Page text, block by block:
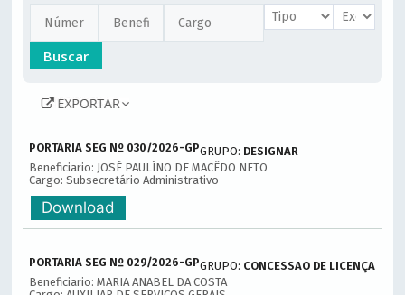
Buscar
PORTARIA SEG Nº 030/2026-GPGRUPO: DESIGNAR
Beneficiario: JOSÉ PAULÍNO DE MACÊDO NETO
Cargo: Subsecretário Administrativo
Download
PORTARIA SEG Nº 029/2026-GPGRUPO: CONCESSAO DE LICENÇA
Beneficiario: MARIA ANABEL DA COSTA